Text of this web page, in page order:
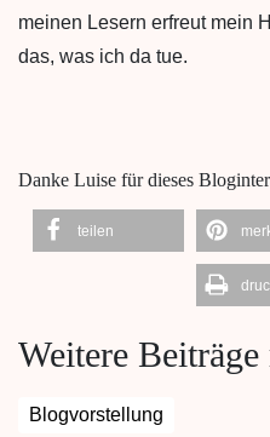
meinen Lesern erfreut mein
das, was ich da tue.
Danke Luise für dieses
teilen
Weitere Beiträge
Blogvorstellung